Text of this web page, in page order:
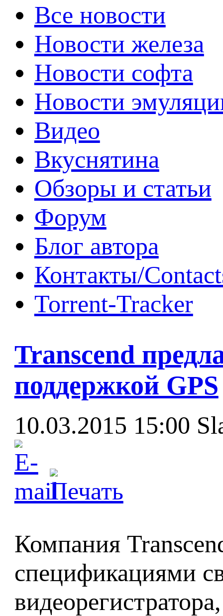
Все новости
Новости железа
Новости софта
Новости
Видео
Вкуснятина
Обзоры и статьи
Форум
Блог автора
Контакты/
Torrent-Tracker
Transcend
поддержкой GPS
10.03.2015 15:00
Компания
спецификациями